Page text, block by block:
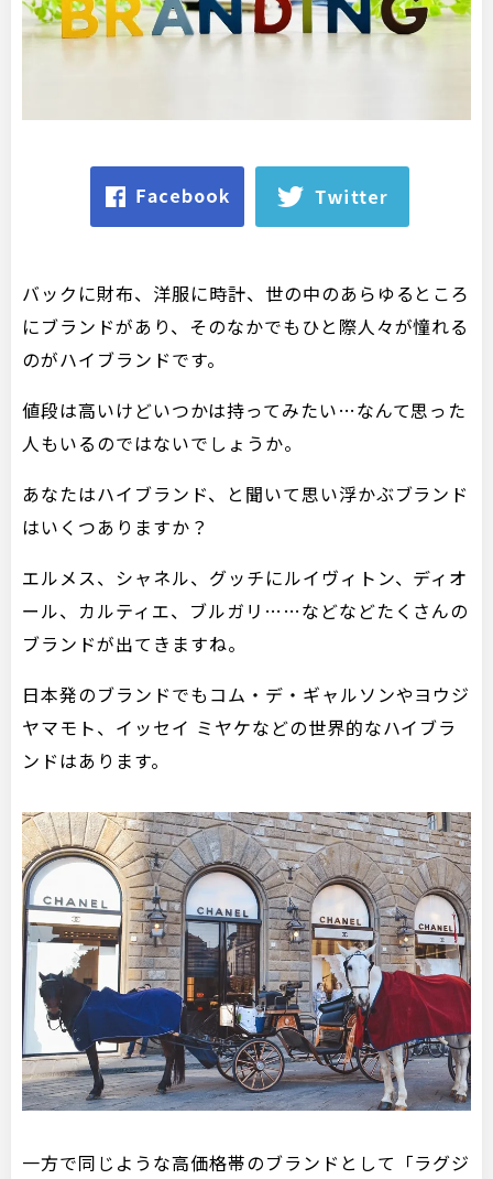
バックに財布、洋服に時計、世の中のあらゆるところ
にブランドがあり、そのなかでもひと際人々が憧れる
のがハイブランドです。
値段は高いけどいつかは持ってみたい…なんて思った
人もいるのではないでしょうか。
あなたはハイブランド、と聞いて思い浮かぶブランド
はいくつありますか？
エルメス、シャネル、グッチにルイヴィトン、ディオ
ール、カルティエ、ブルガリ……などなどたくさんの
ブランドが出てきますね。
日本発のブランドでもコム・デ・ギャルソンやヨウジ
ヤマモト、イッセイ ミヤケなどの世界的なハイブラ
ンドはあります。
一方で同じような高価格帯のブランドとして「ラグジ